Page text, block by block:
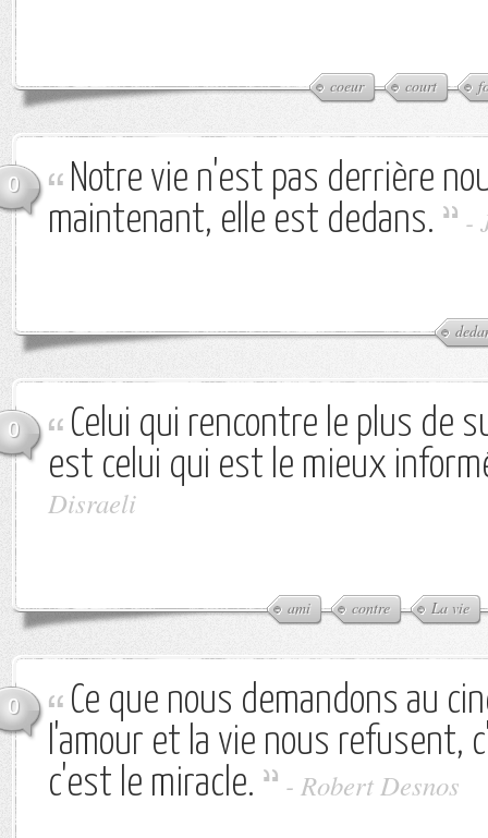
coeur court
0
Notre vie n'est pas derrière
maintenant, elle est dedans.
-
0
Celui qui rencontre le plus de
est celui qui est le mieux
Disraeli
ami contre La vie
0
Ce que nous demandons au
l'amour et la vie nous refusent,
c'est le miracle.
- Robert Desnos